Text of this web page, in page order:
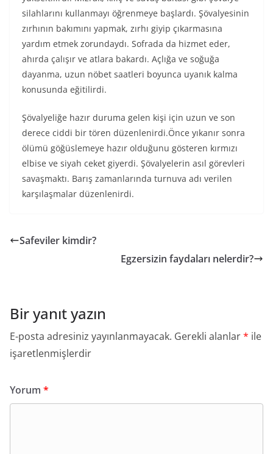
silahlarını kullanmayı öğrenmeye başlardı. Şövalyesinin
zırhının bakımını yapmak, zırhı giyip çıkarmasına
yardım etmek zorundaydı. Sofrada da hizmet eder,
ahırda çalışır ve atlara bakardı. Açlığa ve soğuğa
dayanma, uzun nöbet saatleri boyunca uyanık kalma
konusunda eğitilirdi.
Şövalyeliğe hazır duruma gelen kişi için uzun ve son
derece ciddi bir tören düzenlenirdi.Önce yıkanır sonra
ölümü göğüslemeye hazır olduğunu gösteren kırmızı
elbise ve siyah ceket giyerdi. Şövalyelerin asıl görevleri
savaşmaktı. Barış zamanlarında turnuva adı verilen
karşılaşmalar düzenlenirdi.
Safeviler kimdir?
Egzersizin faydaları nelerdir?
Bir yanıt yazın
E-posta adresiniz yayınlanmayacak. Gerekli alanlar* ile
işaretlenmişlerdir
Yorum *